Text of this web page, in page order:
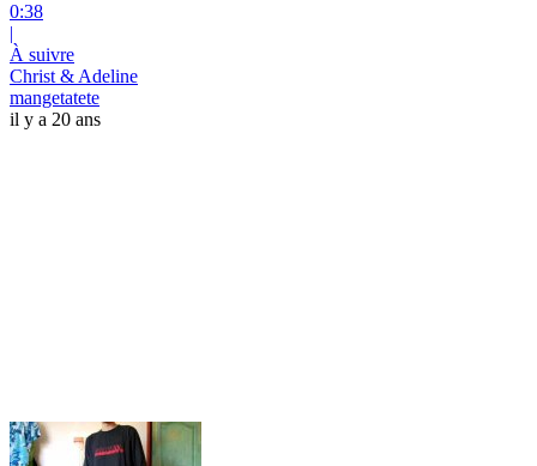
0:38
|
À suivre
Christ & Adeline
mangetatete
il y a 20 ans